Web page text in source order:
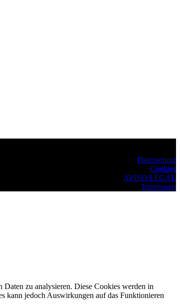
Datenschutz
Cookies
AVISO LEGAL
Impressum
zu analysieren. Diese Cookies werden in
kann jedoch Auswirkungen auf das Funktionieren